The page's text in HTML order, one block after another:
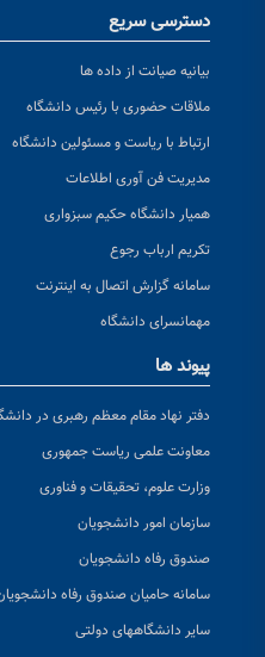
دسترسی سریع
بیانیه صیانت از داده ها
ملاقات حضوری با رئیس دانشگاه
ارتباط با ریاست و مسئولین دانشگاه
مدیریت فن آوری اطلاعات
همیار دانشگاه حکیم سبزواری
تکریم ارباب رجوع
سامانه گزارش اتصال به اینترنت
مهمانسرای دانشگاه
پیوند ها
دفتر نهاد مقام معظم رهبری در
معاونت علمی ریاست جمهوری
وزارت علوم، تحقیقات و فناوری
سازمان امور دانشجویان
صندوق رفاه دانشجویان
سامانه حامیان صندوق رفاه
سایر دانشگاههای دولتی